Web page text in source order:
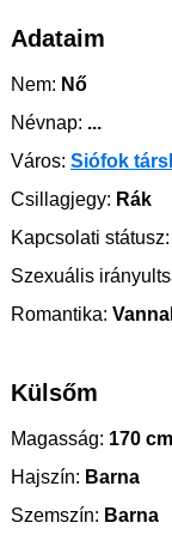
Adataim
Nem: Nő
Névnap: ...
Város: Siófok
Csillagjegy: Rák
Kapcsolati státusz:
Szexuális
Romantika:
Külsőm
Magasság: 170 cm
Hajszín: Barna
Szemszín: Barna